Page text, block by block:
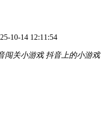
10-14 12:11:54
闯关小游戏 抖音上的小游戏